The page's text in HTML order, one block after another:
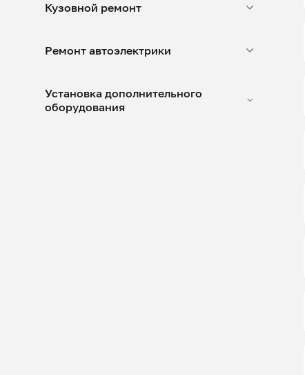
Кузовной ремонт
Ремонт автоэлектрики
Установка дополнительного
оборудования